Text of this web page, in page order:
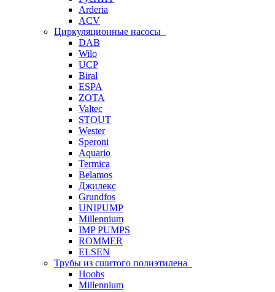
Arderia
ACV
Циркуляционные насосы
DAB
Wilo
UCP
Biral
ESPA
ZOTA
Valtec
STOUT
Wester
Speroni
Aquario
Termica
Belamos
Джилекс
Grundfos
UNIPUMP
Millennium
IMP PUMPS
ROMMER
ELSEN
Трубы из сшитого полиэтилена
Hoobs
Millennium